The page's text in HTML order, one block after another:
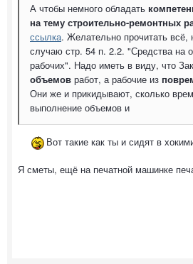
А чтобы немного обладать
на тему строительно-ремонтных
ссылка. Желательно прочитать всё,
случаю стр. 54 п. 2.2. "Средства на
рабочих". Надо иметь в виду, что
объемов работ, а рабочие из
Они же и прикидывают, сколько
выполнение объемов и
Вот такие как ты и сидят в
Я сметы, ещё на печатной машинке